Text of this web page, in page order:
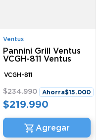
Ventus
Pannini Grill Ventus
VCGH-811 Ventus
VCGH-811
$234.990 Ahorra$15.000
$219.990